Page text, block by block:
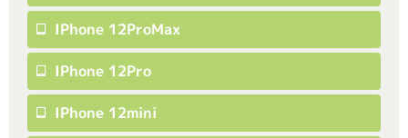
IPhone 12ProMax
IPhone 12Pro
IPhone 12mini